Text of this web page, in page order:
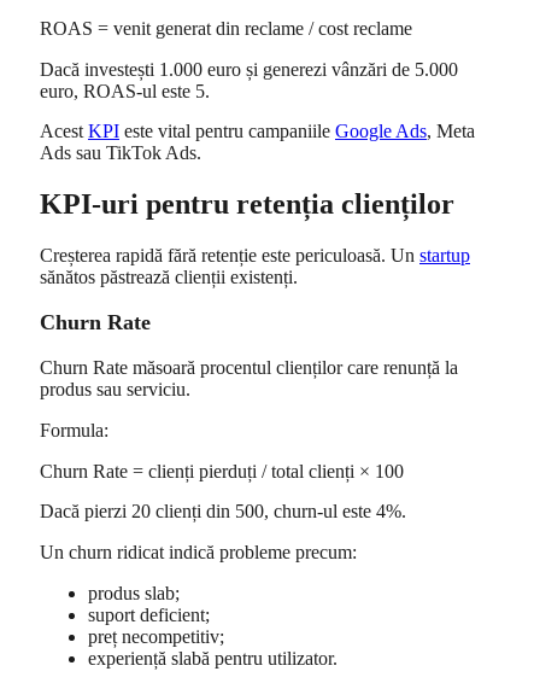
ROAS = venit generat din reclame / cost reclame
Dacă investești 1.000 euro și generezi vânzări de 5.000
euro, ROAS-ul este 5.
AcestKPI este vital pentru campaniile Google Ads, Meta
Ads sau TikTok Ads.
KPI-uri pentru retenția clienților
Creșterea rapidă fără retenție este periculoasă. Un startup
sănătos păstrează clienții existenți.
Churn Rate
Churn Rate măsoară procentul clienților care renunță la
produs sau serviciu.
Formula:
Churn Rate = clienți pierduți / total clienți × 100
Dacă pierzi 20 clienți din 500, churn-ul este 4%.
Un churn ridicat indică probleme precum:
produs slab;
suport deficient;
preț necompetitiv;
experiență slabă pentru utilizator.